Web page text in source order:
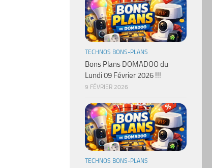
TECHNOS BONS-PLANS
Bons Plans DOMADOO du
Lundi 09 Février 2026 !!!
9 FÉVRIER 2026
TECHNOS BONS-PLANS